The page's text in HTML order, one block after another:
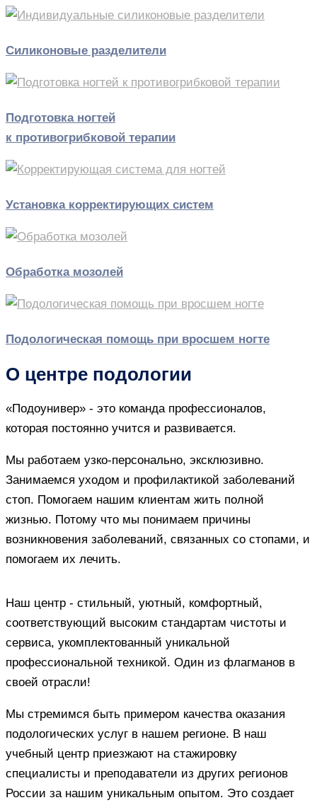
Силиконовые разделители
Подготовка ногтей
к противогрибковой терапии
Установка корректирующих систем
Обработка мозолей
Подологическая помощь при вросшем ногте
О центре подологии
«Подоунивер» - это команда профессионалов,
которая постоянно учится и развивается.
Мы работаем узко-персонально, эксклюзивно.
Занимаемся уходом и профилактикой заболеваний
стоп. Помогаем нашим клиентам жить полной
жизнью. Потому что мы понимаем причины
возникновения заболеваний, связанных со стопами, и
помогаем их лечить.
Наш центр - стильный, уютный, комфортный,
соответствующий высоким стандартам чистоты и
сервиса, укомплектованный уникальной
профессиональной техникой. Один из флагманов в
своей отрасли!
Мы стремимся быть примером качества оказания
подологических услуг в нашем регионе. В наш
учебный центр приезжают на стажировку
специалисты и преподаватели из других регионов
России за нашим уникальным опытом. Это создает